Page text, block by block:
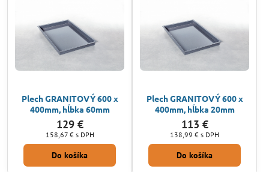
Plech GRANITOVÝ 600 x
400mm, hĺbka 60mm
129 €
158,67 € s DPH
Do košíka
Plech GRANITOVÝ 600 x
400mm, hĺbka 20mm
113 €
138,99 € s DPH
Do košíka